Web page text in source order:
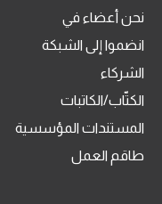
نحن أعضاء في
انضموا إلى الشبكة
الشركاء
الكتّاب/الكاتبات
المستندات المؤسسية
طاقم العمل